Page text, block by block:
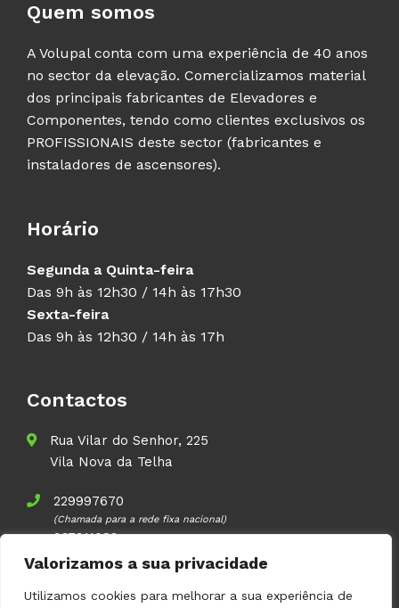
Valorizamos a sua privacidade
Utilizamos cookies para melhorar a sua experiência de
Quem somos
A Volupal conta com uma experiência de 40 anos
no sector da elevação. Comercializamos material
dos principais fabricantes de Elevadores e
Componentes, tendo como clientes exclusivos os
PROFISSIONAIS deste sector (fabricantes e
instaladores de ascensores).
Horário
Segunda a Quinta-feira
Das 9h às 12h30 / 14h às 17h30
Sexta-feira
Das 9h às 12h30 / 14h às 17h
Contactos
Rua Vilar do Senhor, 225
Vila Nova da Telha
229997670
(Chamada para a rede fixa nacional)
937911083
(Chamada para a rede móvel nacional)
geral@volupal.pt